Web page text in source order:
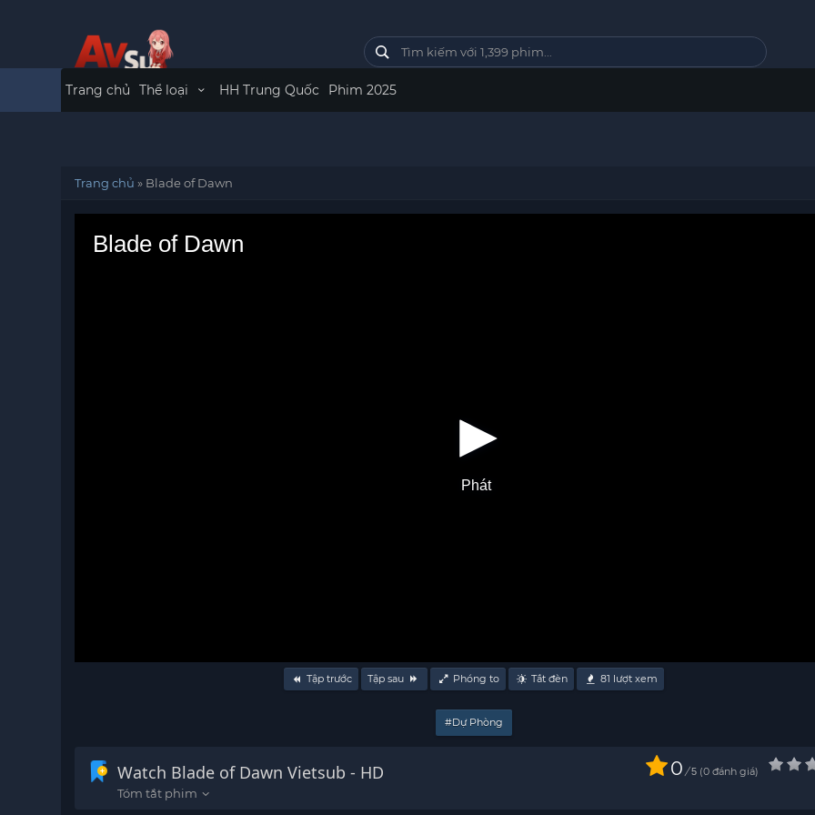
Trang chủ Thể loại HH Trung Quốc Phim 2025
Trang chủ » Blade of Dawn
Blade of Dawn
Phát
Tập trước Tập sau Phóng to Tắt đèn 81 lượt xem
#Dự Phòng
Watch Blade of Dawn Vietsub - HD 0 / 5 0 đánh giá